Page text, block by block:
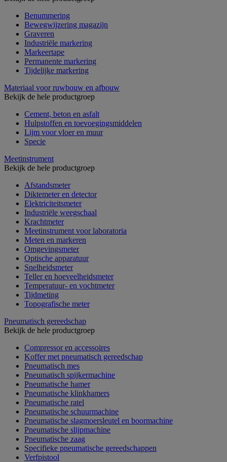
Benummering
Bewegwijzering magazijn
Graveren
Industriële markering
Markeertape
Permanente markering
Tijdelijke markering
Materiaal voor ruwbouw en afbouw
Bekijk de hele productgroep
Cement, beton en asfalt
Hulpstoffen en toevoegingsmiddelen
Lijm voor vloer en muur
Specie
Meetinstrument
Bekijk de hele productgroep
Afstandsmeter
Diktemeter en detector
Elektriciteitsmeter
Industriële weegschaal
Krachtmeter
Meetinstrument voor laboratoria
Meten en markeren
Omgevingsmeter
Optische apparatuur
Snelheidsmeter
Teller en hoeveelheidsmeter
Temperatuur- en vochtmeter
Tijdmeting
Topografische meter
Pneumatisch gereedschap
Bekijk de hele productgroep
Compressor en accessoires
Koffer met pneumatisch gereedschap
Pneumatisch mes
Pneumatisch spijkermachine
Pneumatische hamer
Pneumatische klinkhamers
Pneumatische ratel
Pneumatische schuurmachine
Pneumatische slagmoersleutel en boormachine
Pneumatische slijpmachine
Pneumatische zaag
Specifieke pneumatische gereedschappen
Verfpistool